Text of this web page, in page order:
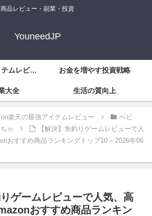
商品レビュー・副業・投資
YouneedJP
Amazon楽天の最強アイテムレビュー お金を増やす投資戦略
大全 生活の質向上
楽天の最強アイテムレビュー
ベビ
ゃ
【解決】魚釣りゲームレビューで人
おすすめ商品ランキングトップ10 – 2026年06
りゲームレビューで人気、高
おすすめ商品ランキン